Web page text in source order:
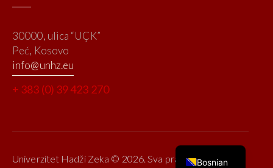
30000, ulica “UÇK”
Peć, Kosovo
info@unhz.eu
+ 383 (0) 39 423 270
Univerzitet Hadži Zeka © 2026. Sva prava zadržana.
Bosnian